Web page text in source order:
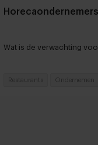
Wat is de verwachting
Restaurants Ondernemen